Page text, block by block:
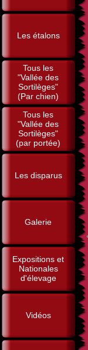
Les étalons
Tous les
"Vallée des
Sortilèges"
(Par chien)
Tous les
"Vallée des
Sortilèges"
(par portée)
Les disparus
Galerie
Expositions et
Nationales
d'élevage
Vidéos